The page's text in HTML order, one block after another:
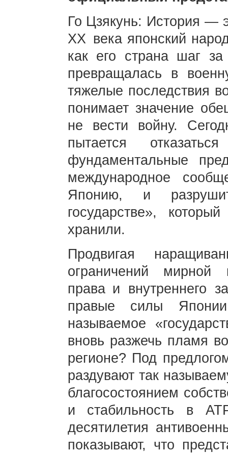
Го Цзякунь: История —
XX века японский
как его страна шаг
превращалась в
тяжелые последствия
понимает значение
не вести войну.
пытается
фундаментальные
международное
Японию, и
государстве»,
хранили.
Продвигая
ограничений мирной
права и внутреннего
правые силы
называемое
вновь разжечь пламя
регионе? Под
раздувают так
благосостоянием
и стабильность в
десятилетия
показывают, что